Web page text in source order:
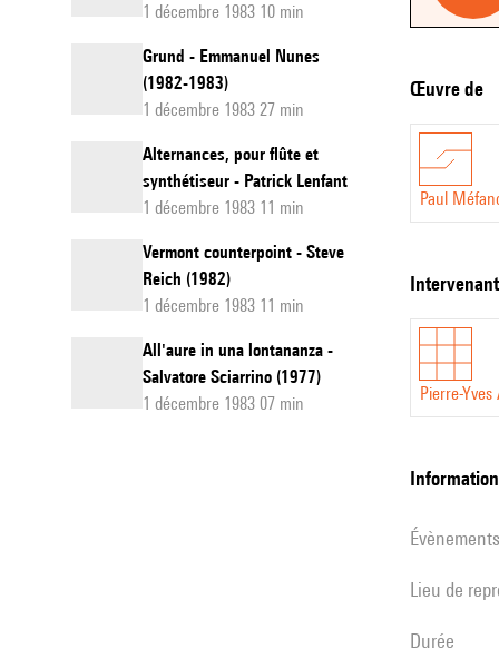
1 décembre 1983 10 min
Grund - Emmanuel Nunes
(1982-1983)
1 décembre 1983 27 min
Alternances, pour flûte et
synthétiseur - Patrick Lenfant
1 décembre 1983 11 min
Vermont counterpoint - Steve
Reich (1982)
1 décembre 1983 11 min
All'aure in una lontananza -
Salvatore Sciarrino (1977)
1 décembre 1983 07 min
Œuvre de
Paul
Pierre-
évènements
Lieu de
durée